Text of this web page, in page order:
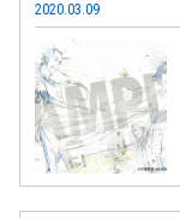
2020.03.09